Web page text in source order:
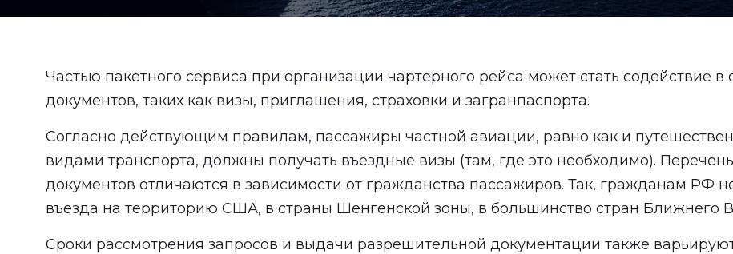
Частью пакетного сервиса при организации чартерного рейса может стать содействие
документов, таких как визы, приглашения, страховки и загранпаспорта.
Согласно действующим правилам, пассажиры частной авиации, равно как и
видами транспорта, должны получать въездные визы (там, где это необходимо).
документов отличаются в зависимости от гражданства пассажиров. Так, гражданам РФ
въезда на территорию США, в страны Шенгенской зоны, в большинство стран Ближнего
Сроки рассмотрения запросов и выдачи разрешительной документации также